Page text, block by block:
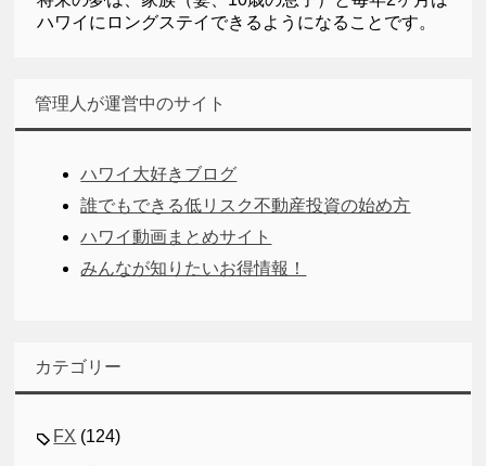
ハワイにロングステイできるようになることです。
管理人が運営中のサイト
ハワイ大好きブログ
誰でもできる低リスク不動産投資の始め方
ハワイ動画まとめサイト
みんなが知りたいお得情報！
カテゴリー
FX (124)